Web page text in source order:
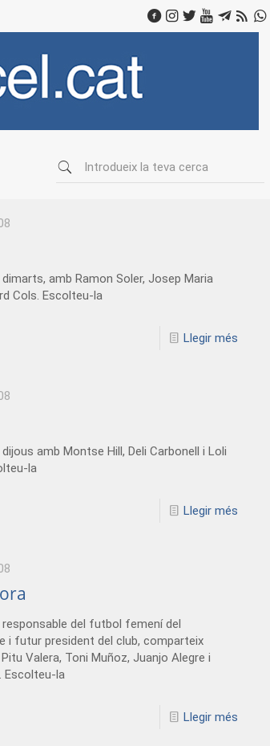
amb Ramon Soler, Josep Maria
Cols. Escolteu-la
Llegir més
amb Montse Hill, Deli Carbonell i Loli
la
Llegir més
responsable del futbol femení del
i futur president del club, comparteix
Valera, Toni Muñoz, Juanjo Alegre i
Escolteu-la
Llegir més